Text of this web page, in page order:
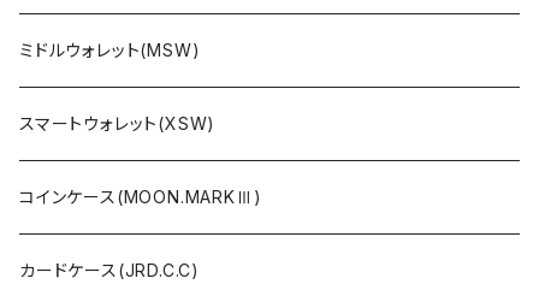
ミドルウォレット(MSW)
スマートウォレット(XSW)
コインケース(MOON.MARKⅢ)
カードケース(JRD.C.C)